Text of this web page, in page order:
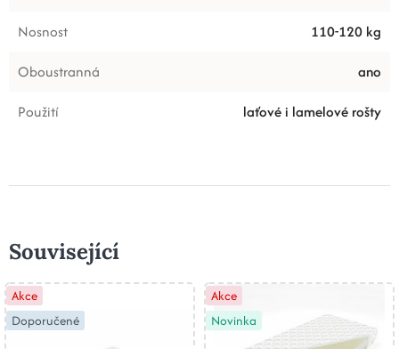
Nosnost
110-120 kg
Oboustranná
ano
Použití
laťové i lamelové rošty
Související
Akce
Doporučené
Akce
Novinka